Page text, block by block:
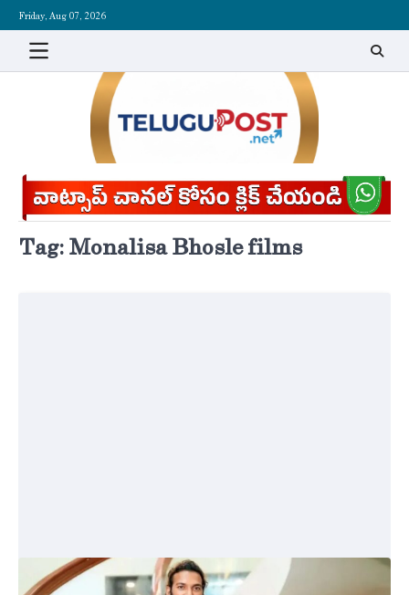
Skip
content
Friday, Aug 07, 2026
Tag:Monalisa Bhosle films